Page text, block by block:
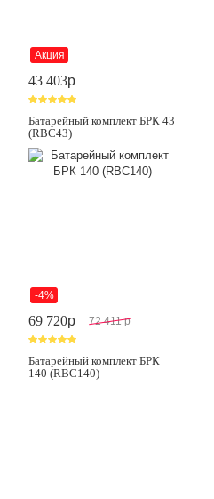
Акция
43 403p
Батарейный комплект БРК 43
(RBC43)
-4%
69 720p 72 411 p
Батарейный комплект БРК
140 (RBC140)